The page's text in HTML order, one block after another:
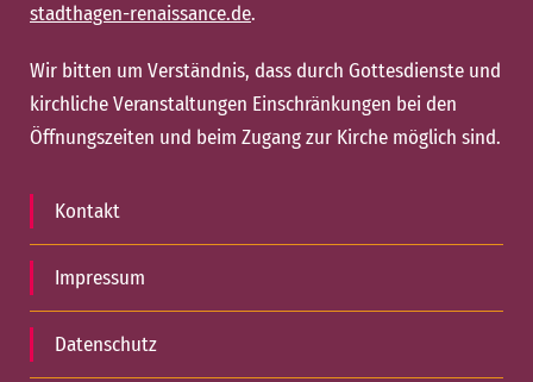
stadthagen-renaissance.de.
Wir bitten um Verständnis, dass durch Gottesdienste und
kirchliche Veranstaltungen Einschränkungen bei den
Öffnungszeiten und beim Zugang zur Kirche möglich sind.
Kontakt
Impressum
Datenschutz